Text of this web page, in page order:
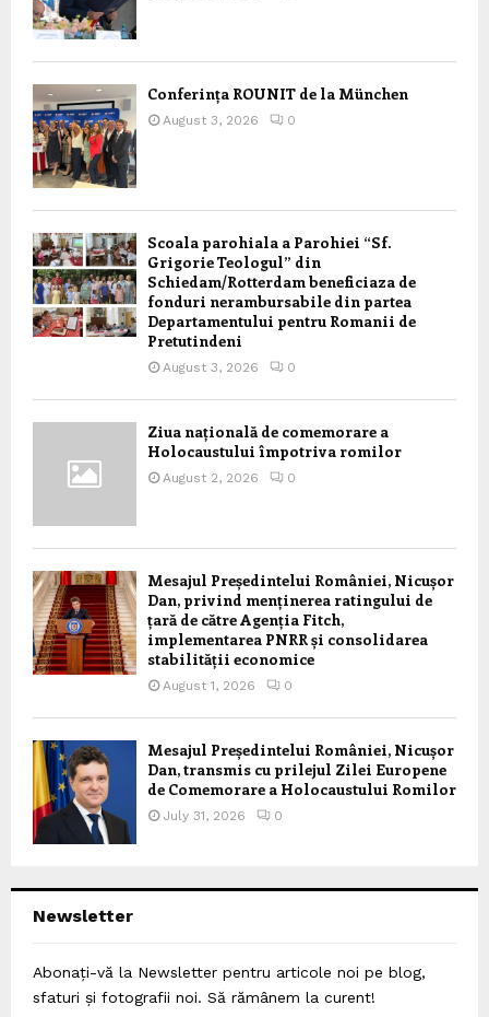
Conferința ROUNIT de la München
August 3, 2026 0
Scoala parohiala a Parohiei “Sf.
Grigorie Teologul” din
Schiedam/Rotterdam beneficiaza de
fonduri nerambursabile din partea
Departamentului pentru Romanii de
Pretutindeni
August 3, 2026 0
Ziua națională de comemorare a
Holocaustului împotriva romilor
August 2, 2026 0
Mesajul Președintelui României, Nicușor
Dan, privind menținerea ratingului de
țară de către Agenția Fitch,
implementarea PNRR și consolidarea
stabilității economice
August 1, 2026 0
Mesajul Președintelui României, Nicușor
Dan, transmis cu prilejul Zilei Europene
de Comemorare a Holocaustului Romilor
July 31, 2026 0
Newsletter
Abonați-vă la Newsletter pentru articole noi pe blog,
sfaturi și fotografii noi. Să rămânem la curent!